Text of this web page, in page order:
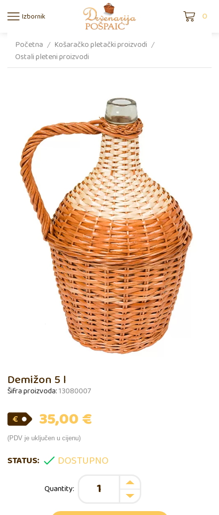
Izbornik 0
Početna / Košaračko pletački proizvodi /
Ostali pleteni proizvodi
Demižon 5 l
Šifra proizvoda:13080007
35,00€
(PDV je uključen u cijenu)
STATUS: DOSTUPNO